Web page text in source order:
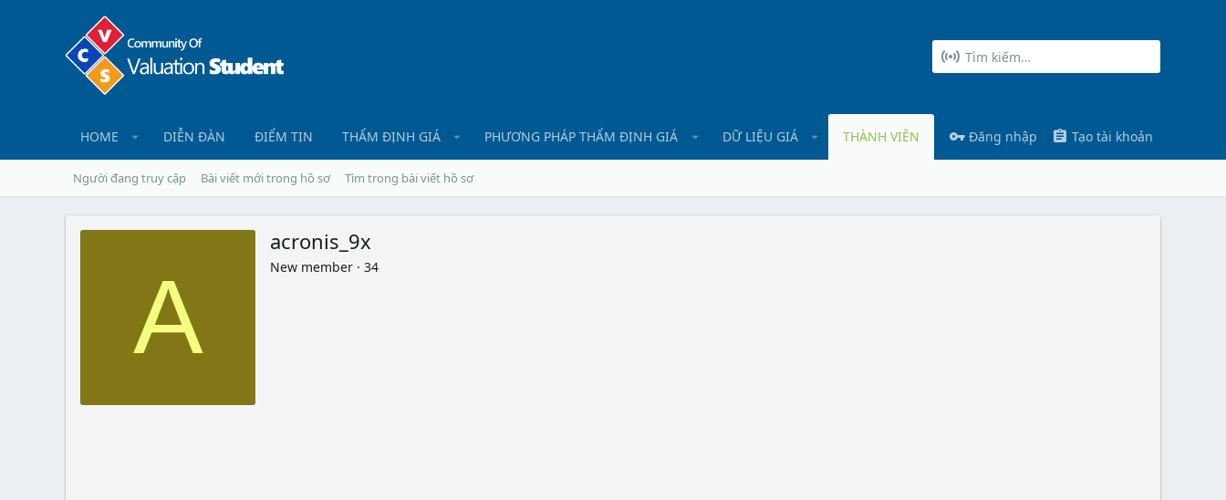
HOME DIỄN ĐÀN ĐIỂM TIN THẨM ĐỊNH GIÁ PHƯƠNG PHÁP THẨM ĐỊNH GIÁ DỮ LIỆU GIÁ THÀNH VIÊN Đăng nhập Tạo tài khoản
Người đang truy cập Bài viết mới trong hồ sơ Tìm trong bài viết hồ sơ
A
acronis_9x
New member · 34